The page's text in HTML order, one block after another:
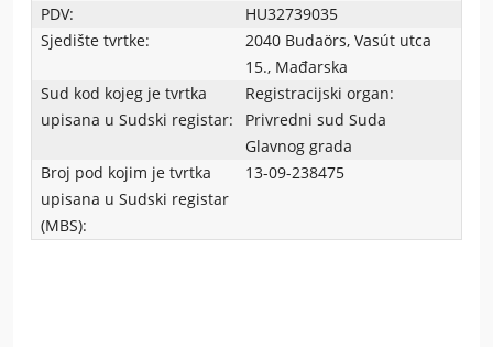
PDV:
HU32739035
Sjedište tvrtke:
2040 Budaörs, Vasút utca
15., Mađarska
Sud kod kojeg je tvrtka
upisana u Sudski registar:
Registracijski organ:
Privredni sud Suda
Glavnog grada
Broj pod kojim je tvrtka
upisana u Sudski registar
(MBS):
13-09-238475